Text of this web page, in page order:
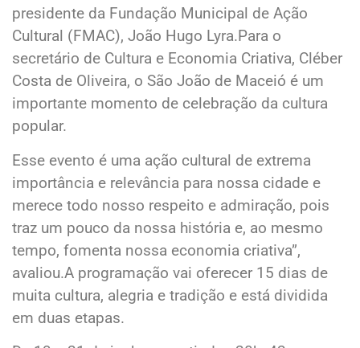
presidente da Fundação Municipal de Ação
Cultural (FMAC), João Hugo Lyra.Para o
secretário de Cultura e Economia Criativa, Cléber
Costa de Oliveira, o São João de Maceió é um
importante momento de celebração da cultura
popular.
Esse evento é uma ação cultural de extrema
importância e relevância para nossa cidade e
merece todo nosso respeito e admiração, pois
traz um pouco da nossa história e, ao mesmo
tempo, fomenta nossa economia criativa”,
avaliou.A programação vai oferecer 15 dias de
muita cultura, alegria e tradição e está dividida
em duas etapas.